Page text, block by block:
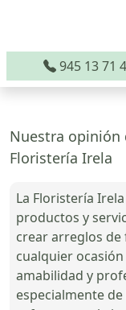
945 13 71
Nuestra opinión
Floristería Irela
La Floristería
productos y
crear arreglos de
cualquier
amabilidad y
especialmente